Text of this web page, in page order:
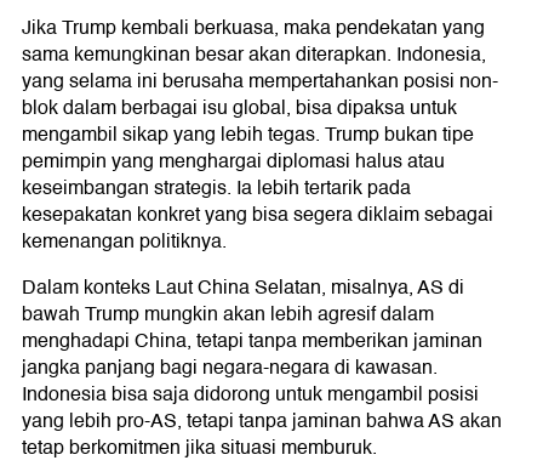
Jika Trump kembali berkuasa, maka pendekatan yang
sama kemungkinan besar akan diterapkan. Indonesia,
yang selama ini berusaha mempertahankan posisi non-
blok dalam berbagai isu global, bisa dipaksa untuk
mengambil sikap yang lebih tegas. Trump bukan tipe
pemimpin yang menghargai diplomasi halus atau
keseimbangan strategis. Ia lebih tertarik pada
kesepakatan konkret yang bisa segera diklaim sebagai
kemenangan politiknya.
Dalam konteks Laut China Selatan, misalnya, AS di
bawah Trump mungkin akan lebih agresif dalam
menghadapi China, tetapi tanpa memberikan jaminan
jangka panjang bagi negara-negara di kawasan.
Indonesia bisa saja didorong untuk mengambil posisi
yang lebih pro-AS, tetapi tanpa jaminan bahwa AS akan
tetap berkomitmen jika situasi memburuk.